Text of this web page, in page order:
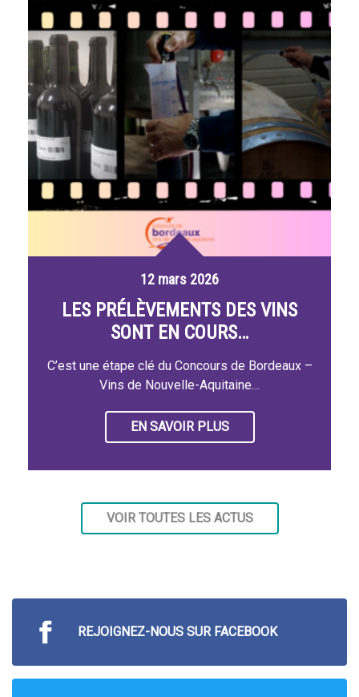
12 mars 2026
LES PRÉLÈVEMENTS DES VINS
SONT EN COURS…
C’est une étape clé du Concours de Bordeaux –
Vins de Nouvelle-Aquitaine…
EN SAVOIR PLUS
VOIR TOUTES LES ACTUS
REJOIGNEZ-NOUS SUR FACEBOOK